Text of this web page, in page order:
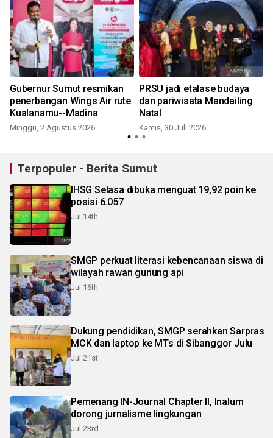
Gubernur Sumut resmikan
penerbangan Wings Air rute
Kualanamu--Madina
Minggu, 2 Agustus 2026
PRSU jadi etalase budaya
dan pariwisata Mandailing
Natal
Kamis, 30 Juli 2026
Terpopuler - Berita Sumut
IHSG Selasa dibuka menguat 19,92 poin ke
posisi 6.057
Jul 14th
SMGP perkuat literasi kebencanaan siswa di
wilayah rawan gunung api
Jul 16th
Dukung pendidikan, SMGP serahkan Sarpras
MCK dan laptop ke MTs di Sibanggor Julu
Jul 21st
Pemenang IN-Journal Chapter II, Inalum
dorong jurnalisme lingkungan
Jul 23rd